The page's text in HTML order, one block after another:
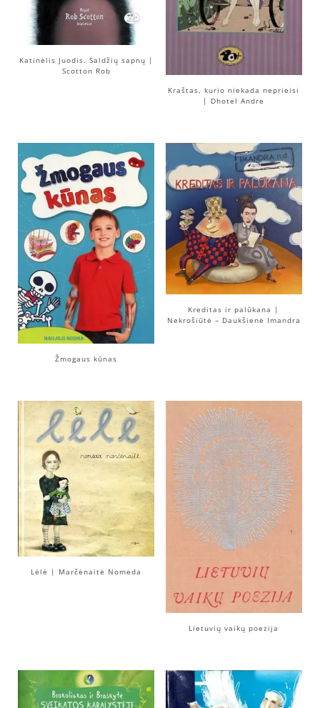
Katinėlis Juodis. Saldžių sapnų |
Scotton Rob
Kraštas, kurio niekada neprieisi
| Dhotel Andre
Žmogaus kūnas
Kreditas ir palūkana |
Nekrošiūtė – Daukšienė Imandra
Lėlė | Marčėnaitė Nomeda
Lietuvių vaikų poezija